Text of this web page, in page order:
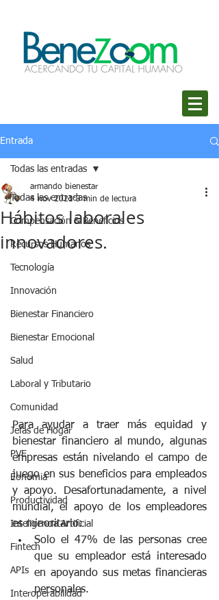
Entrada
Todas las entradas
Compensación & Beneficios
Recursos Humanos
Tecnología
Innovación
Bienestar Financiero
Bienestar Emocional
Salud
Laboral y Tributario
Comunidad
Jefas de Hogar
PVE
Eonomia
Productividad
Inteligencia Artificial
Fintech
APIs
Interoperabilidad
Todas las entradas
Hábitos laborales
innovadores.
armando bienestar
4 nov 2021 3 min de lectura
Para ayudar a traer más equidad y
bienestar financiero al mundo, algunas
empresas están nivelando el campo de
juego en sus beneficios para empleados
y apoyo. Desafortunadamente, a nivel
mundial, el apoyo de los empleadores
es minoritario:
Solo el 47% de las personas cree
que su empleador está interesado
en apoyando sus metas financieras
personales.